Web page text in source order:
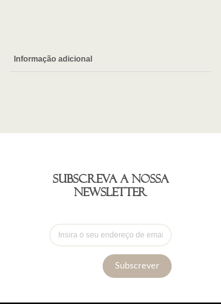
Informação adicional
Subscreva a nossa
newsletter
Subscrever